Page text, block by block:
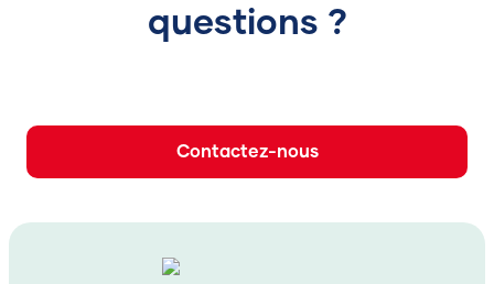
questions ?
Contactez-nous